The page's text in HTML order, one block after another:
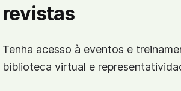
revistas
Tenha acesso à eventos e
biblioteca virtual e